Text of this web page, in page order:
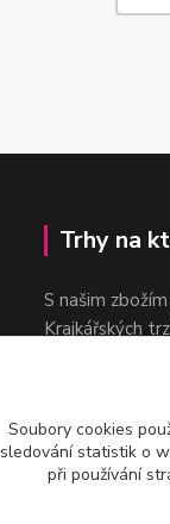
Trhy na
S našim
Krajkářských
Soubory cookies
sledování statistik o
při používání